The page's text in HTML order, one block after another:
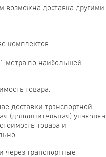
возможна доставка другими
комплектов
метра по наибольшей
товара.
доставки транспортной
(дополнительная) упаковка
товара и
через транспортные